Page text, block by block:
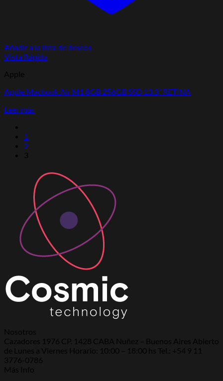
Añadir a la lista de deseos
Vista Rápida
Apple
Apple Macbook Air M1 8GB 256GB SSD 13.3″ RETINA
Leer más
1
2
3
Nosotros
Cazadores 1976 CP. 1428 CABA Nuñez – Buenos Aires Abierto
de Lunes a Viernes Horario: 10:00 – 18:00 hs Tel.: +54 9 11
3776-0786
Más Info